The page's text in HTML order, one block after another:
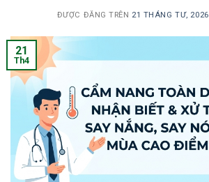
ĐƯỢC ĐĂNG TRÊN 21 THÁNG TƯ, 2026
21
Th4